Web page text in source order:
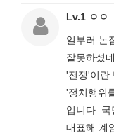
Lv.1 ㅇㅇ
일부러 논
잘못하셨
'전쟁'이란
'정치행위
입니다.
대표해 계